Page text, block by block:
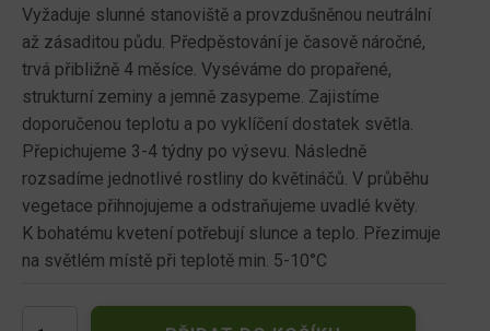
Vyžaduje slunné stanoviště a provzdušněnou neutrální
až zásaditou půdu. Předpěstování je časově náročné,
trvá přibližně 4 měsíce. Vyséváme do propařené,
strukturní zeminy a jemně zasypeme. Zajistíme
doporučenou teplotu a po vyklíčení dostatek světla.
Přepichujeme 3-4 týdny po výsevu. Následně
rozsadíme jednotlivé rostliny do květináčů. V průběhu
vegetace přihnojujeme a odstraňujeme uvadlé květy.
K bohatému kvetení potřebují slunce a teplo. Přezimuje
na světlém místě při teplotě min. 5-10°C